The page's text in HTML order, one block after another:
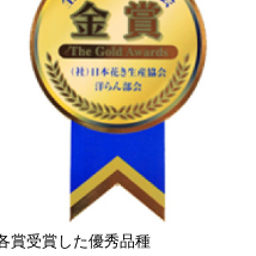
賞受賞した優秀品種